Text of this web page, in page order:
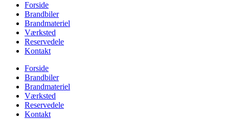
Forside
Brandbiler
Brandmateriel
Værksted
Reservedele
Kontakt
Forside
Brandbiler
Brandmateriel
Værksted
Reservedele
Kontakt